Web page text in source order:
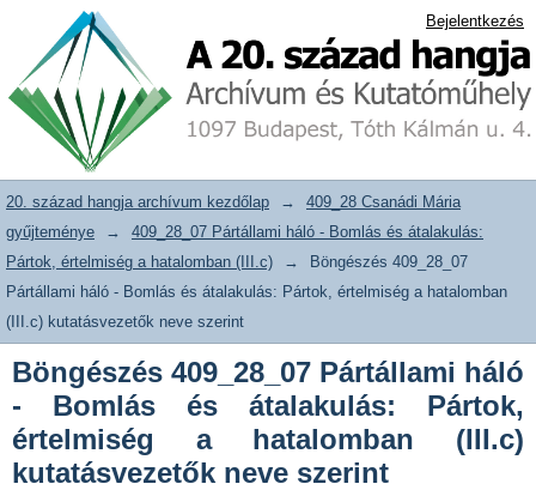
Böngészés 409_28_07 Pártállami háló -
Bomlás és átalakulás: Pártok,
értelmiség a hatalomban (III.c)
kutatásvezetők neve szerint
20. század hangja archívum adattár Bejelentkezés
20. század hangja archívum kezdőlap →
409_28 Csanádi Mária
gyűjteménye
→
409_28_07 Pártállami háló - Bomlás és átalakulás:
Pártok, értelmiség a hatalomban (III.c)
→
Böngészés 409_28_07
Pártállami háló - Bomlás és átalakulás: Pártok, értelmiség a hatalomban
(III.c) kutatásvezetők neve szerint
Böngészés 409_28_07 Pártállami háló
- Bomlás és átalakulás: Pártok,
értelmiség a hatalomban (III.c)
kutatásvezetők neve szerint